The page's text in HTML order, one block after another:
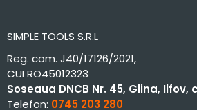
SIMPLE TOOLS S.R.L
Reg. com. J40/17126/2021,
CUI RO45012323
Soseaua DNCB Nr. 45, Glina, Ilfov,
Telefon: 0745 203 280